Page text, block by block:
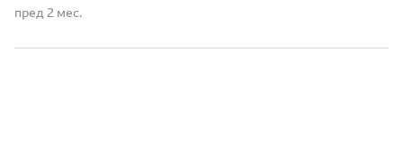
откритие, јавноста слушна список на компании кои со
договори од институции управувани од функционери
пред 2 мес.